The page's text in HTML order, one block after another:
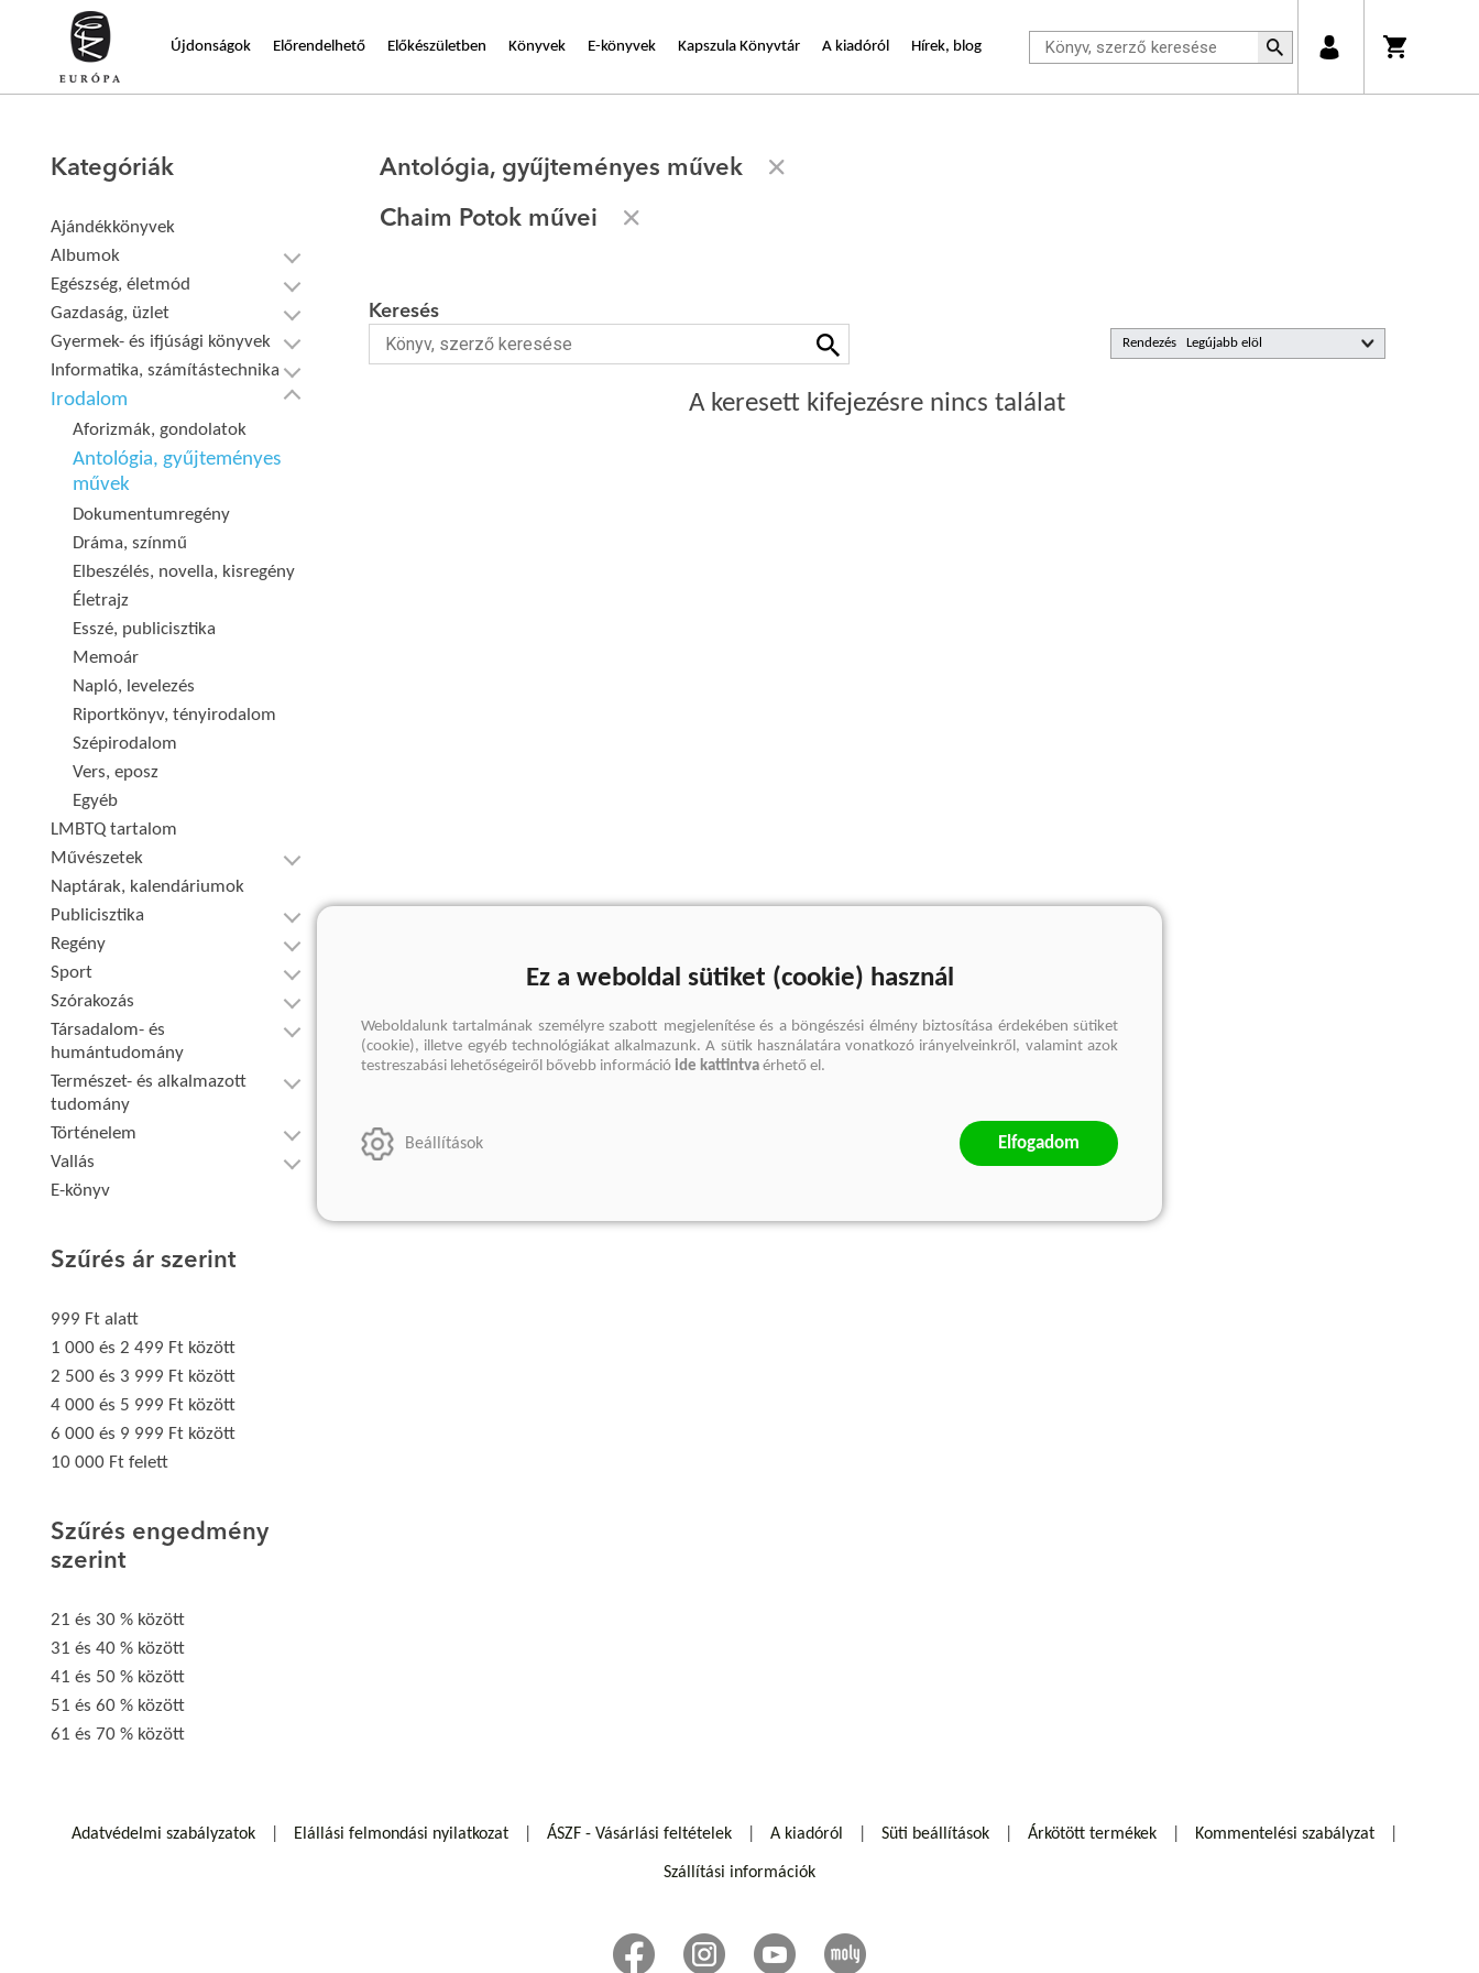
Újdonságok Előrendelhető Előkészületben Könyvek E-könyvek Kapszula Könyvtár A kiadóról Hírek, blog
Kategóriák
Ajándékkönyvek
Albumok
Egészség, életmód
Gazdaság, üzlet
Gyermek- és ifjúsági könyvek
Informatika, számítástechnika
Irodalom
Aforizmák, gondolatok
Antológia, gyűjteményes
művek
Dokumentumregény
Dráma, színmű
Elbeszélés, novella, kisregény
Életrajz
Esszé, publicisztika
Memoár
Napló, levelezés
Riportkönyv, tényirodalom
Szépirodalom
Vers, eposz
Egyéb
LMBTQ tartalom
Művészetek
Naptárak, kalendáriumok
Publicisztika
Regény
Sport
Szórakozás
Társadalom- és
humántudomány
Természet- és alkalmazott
tudomány
Történelem
Vallás
E-könyv
Szűrés ár szerint
999 Ft alatt
1 000 és 2 499 Ft között
2 500 és 3 999 Ft között
4 000 és 5 999 Ft között
6 000 és 9 999 Ft között
10 000 Ft felett
Szűrés engedmény
szerint
21 és 30 % között
31 és 40 % között
41 és 50 % között
51 és 60 % között
61 és 70 % között
Antológia, gyűjteményes művek
Chaim Potok művei
Rendezés
Keresés
A keresett kifejezésre nincs találat
Adatvédelmi szabályzatok Elállási felmondási nyilatkozat ÁSZF - Vásárlási feltételek A kiadóról Süti beállítások Árkötött termékek Kommentelési szabályzat
Szállítási információk
Ez a weboldal sütiket (cookie) használ
Weboldalunk tartalmának személyre szabott megjelenítése és a böngészési élmény biztosítása érdekében sütiket
(cookie), illetve egyéb technológiákat alkalmazunk. A sütik használatára vonatkozó irányelveinkről, valamint azok
testreszabási lehetőségeiről bővebb információ ide kattintva érhető el.
Beállítások Elfogadom